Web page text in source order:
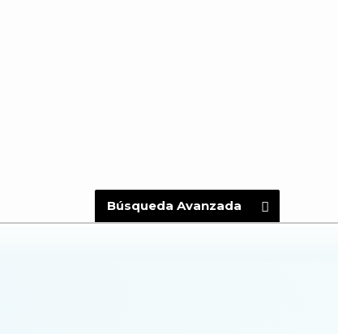
Búsqueda Avanzada